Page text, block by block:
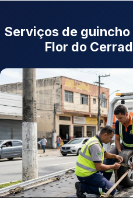
Serviços de
Flor do